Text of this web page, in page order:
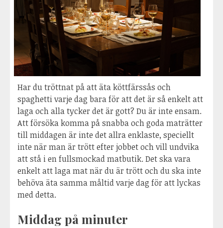
Har du tröttnat på att äta köttfärssås och
spaghetti varje dag bara för att det är så enkelt att
laga och alla tycker det är gott? Du är inte ensam.
Att försöka komma på snabba och goda maträtter
till middagen är inte det allra enklaste, speciellt
inte när man är trött efter jobbet och vill undvika
att stå i en fullsmockad matbutik. Det ska vara
enkelt att laga mat när du är trött och du ska inte
behöva äta samma måltid varje dag för att lyckas
med detta.
Middag på minuter